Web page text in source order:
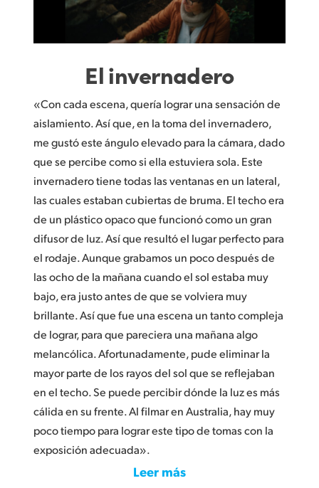
El invernadero
«Con cada escena, quería lograr una sensación de
aislamiento. Así que, en la toma del invernadero,
me gustó este ángulo elevado para la cámara, dado
que se percibe como si ella estuviera sola. Este
invernadero tiene todas las ventanas en un lateral,
las cuales estaban cubiertas de bruma. El techo era
de un plástico opaco que funcionó como un gran
difusor de luz. Así que resultó el lugar perfecto para
el rodaje. Aunque grabamos un poco después de
las ocho de la mañana cuando el sol estaba muy
bajo, era justo antes de que se volviera muy
brillante. Así que fue una escena un tanto compleja
de lograr, para que pareciera una mañana algo
melancólica. Afortunadamente, pude eliminar la
mayor parte de los rayos del sol que se reflejaban
en el techo. Se puede percibir dónde la luz es más
cálida en su frente. Al filmar en Australia, hay muy
poco tiempo para lograr este tipo de tomas con la
exposición adecuada».
Leer más